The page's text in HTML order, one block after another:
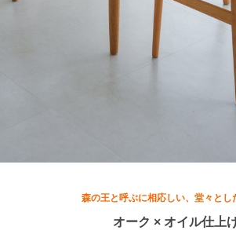
森の王と呼ぶに相応しい、堂々とし
オーク × オイル仕上